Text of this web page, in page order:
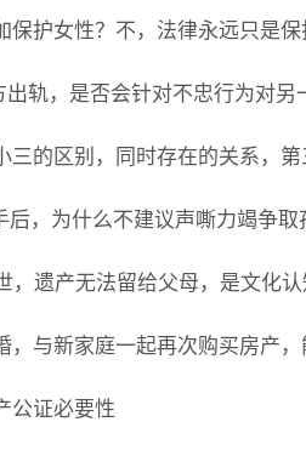
保护女性？不，法律永远只是
出轨，是否会针对不忠行为对
三的区别，同时存在的关系，
后，为什么不建议声嘶力竭争
，遗产无法留给父母，是文化
，与新家庭一起再次购买房产
公证必要性